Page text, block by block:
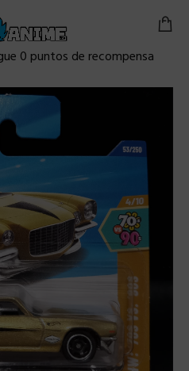
0 puntos de recompensa